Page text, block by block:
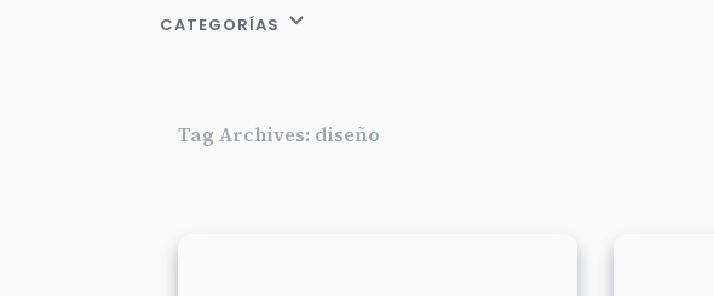
CATEGORÍAS
Tag Archives: diseño